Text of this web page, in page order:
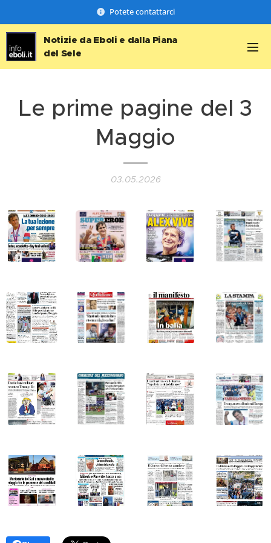
Potete contattarci
Notizie da Eboli e dalla Piana
del Sele
Le prime pagine del 3
Maggio
03.05.2026